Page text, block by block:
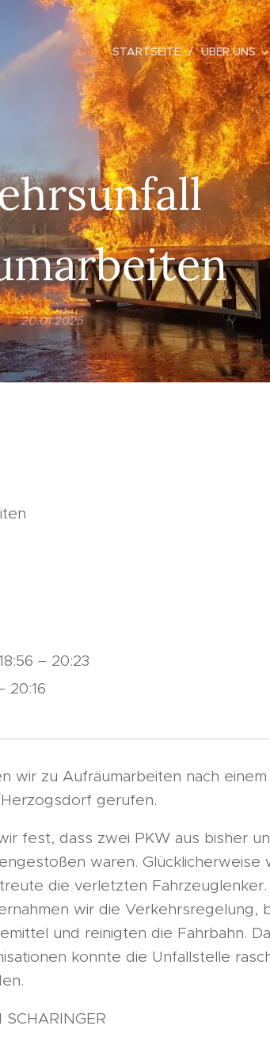
STARTSEITE ÜBER UNS
20.01.2025
– 20:23
20:16
wir zu Aufräumarbeiten nach
gerufen.
fest, dass zwei PKW aus bisher
waren. Glücklicherweise
die verletzten Fahrzeuglenker.
wir die Verkehrsregelung,
und reinigten die Fahrbahn.
konnte die Unfallstelle